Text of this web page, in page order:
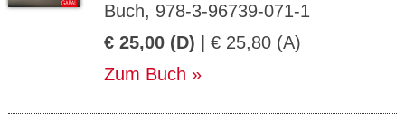
Buch, 978-3-96739-071-1
€ 25,00 (D) | € 25,80 (A)
Zum Buch